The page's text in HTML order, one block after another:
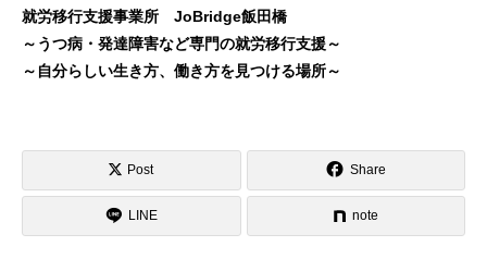
就労移行支援事業所 JoBridge飯田橋
～うつ病・発達障害など専門の就労移行支援～
～自分らしい生き方、働き方を見つける場所～
Post Share
LINE note